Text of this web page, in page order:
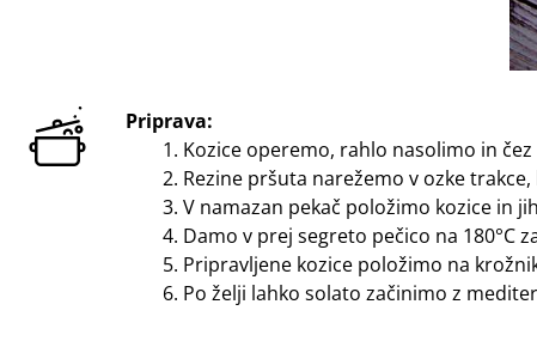
Priprava:
Kozice operemo, rahlo nasolimo in
Rezine pršuta narežemo v ozke
V namazan pekač položimo kozice in
Damo v prej segreto pečico na 180°C
Pripravljene kozice položimo na
Po želji lahko solato začinimo z